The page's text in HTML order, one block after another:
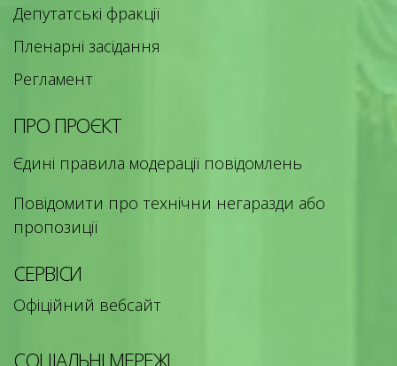
Депутатські фракції
Пленарні засідання
Регламент
ПРО ПРОЄКТ
Єдині правила модерації повідомлень
Повідомити про технічни негаразди або
пропозиції
СЕРВІСИ
Офіційний вебсайт
СОЦІАЛЬНІ МЕРЕЖІ